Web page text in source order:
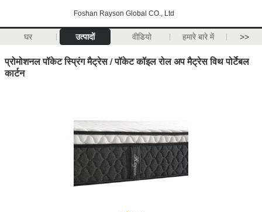
Foshan Rayson Global CO., Ltd
घर उत्पादों वीडियो हमारे बारे में >>
प्रोमोशनल पॉकेट स्प्रिंग मैट्रेस / पॉकेट कॉइल रोल अप मैट्रेस विथ पोर्टेबल
कार्टन